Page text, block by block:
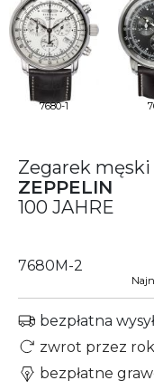
7680-1
Zegarek męski
ZEPPELIN
100 JAHRE
7680M-2
bezpłatna
zwrot przez rok
bezpłatne